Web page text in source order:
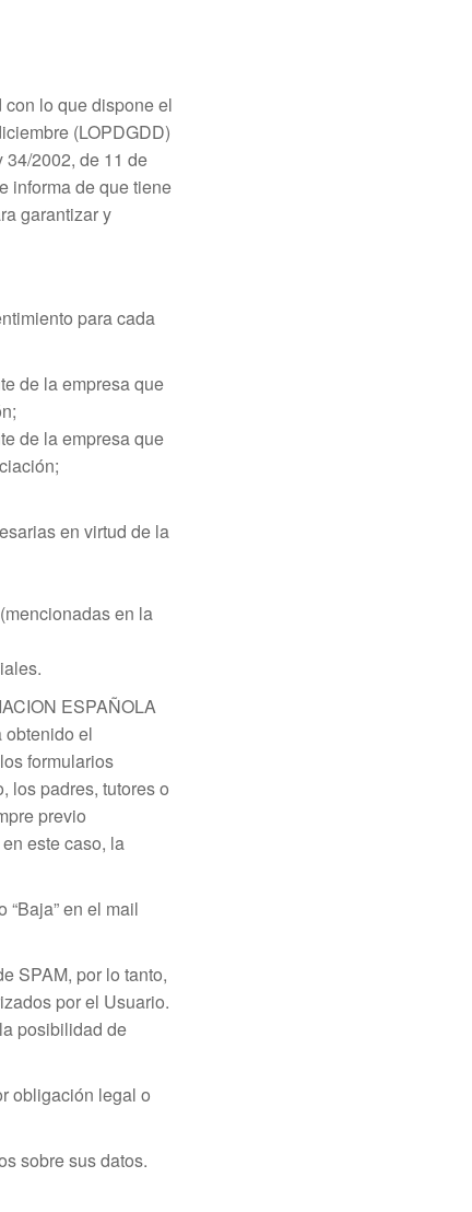
lo que dispone el
(LOPDGDD)
2002, de 11 de
informa de que tiene
garantizar y
para cada
de la empresa que
de la empresa que
en virtud de la
en la
ESPAÑOLA
obtenido el
formularios
los padres, tutores o
previo
este caso, la
en el mail
SPAM, por lo tanto,
por el Usuario.
posibilidad de
obligación legal o
sobre sus datos.